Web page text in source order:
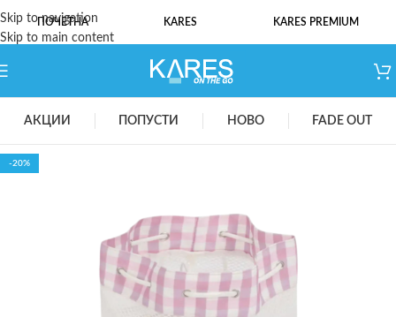
Skip to navigation
Skip to main content
ПОЧЕТНА KARES KARES PREMIUM
АКЦИИ ПОПУСТИ НОВО FADE OUT
-20%